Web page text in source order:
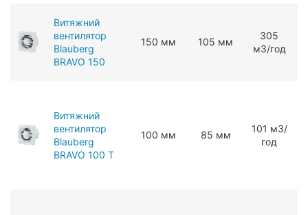
Витяжний
вентилятор
Blauberg
BRAVO 150
150 мм 105 мм
305
мЗ/год
Витяжний
вентилятор
Blauberg
BRAVO 100 T
100 мм 85 мм
101 мЗ/
год